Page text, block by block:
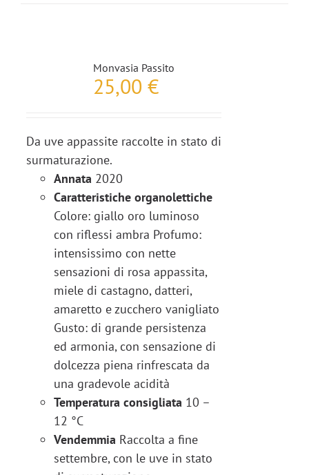
Monvasia Passito
25,00 €
Da uve appassite raccolte in stato di
surmaturazione.
Annata 2020
Caratteristiche organolettiche
Colore: giallo oro luminoso
con riflessi ambra Profumo:
intensissimo con nette
sensazioni di rosa appassita,
miele di castagno, datteri,
amaretto e zucchero vanigliato
Gusto: di grande persistenza
ed armonia, con sensazione di
dolcezza piena rinfrescata da
una gradevole acidità
Temperatura consigliata 10 –
12 °C
Vendemmia Raccolta a fine
settembre, con le uve in stato